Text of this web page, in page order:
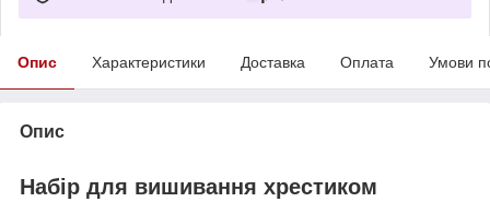
Опис Характеристики Доставка Оплата Умови
Опис
Набір для вишивання хрестиком